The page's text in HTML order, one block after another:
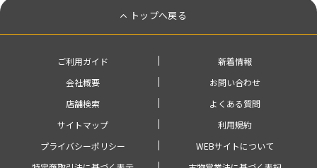
トップへ戻る
ご利用ガイド
新着情報
会社概要
お問い合わせ
店舗検索
よくある質問
サイトマップ
利用規約
プライバシーポリシー
WEBサイトについて